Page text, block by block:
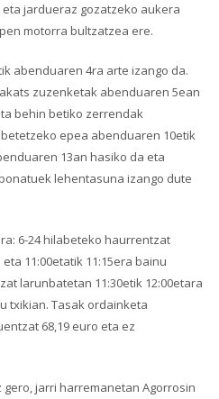
jardueraz gozatzeko aukera
motorra bultzatzea ere.
abenduaren 4ra arte izango da.
zuzenketak abenduaren 5ean
behin betiko zerrendak
epea abenduaren 10etik
13an hasiko da eta
lehentasuna izango dute
6-24 hilabeteko haurrentzat
11:00etatik 11:15era bainu
larunbatetan 11:30etik 12:00etara
txikian. Tasak ordainketa
68,19 euro eta ez
jarri harremanetan Agorrosin